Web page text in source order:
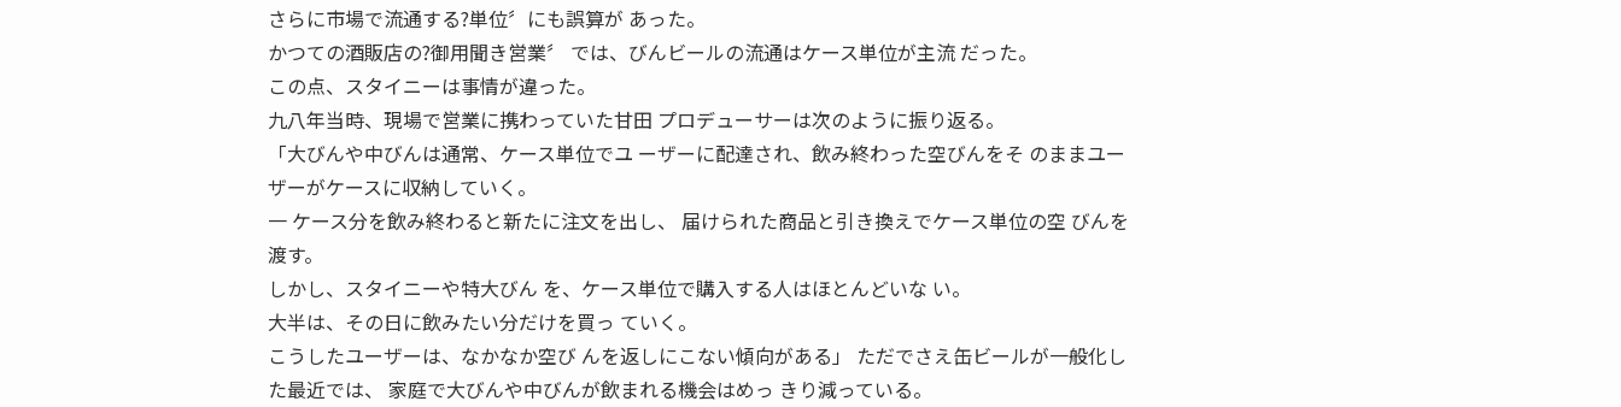
さらに市場で流通する?単位〞にも誤算が あった。
かつての酒販店の?御用聞き営業〞 では、びんビールの流通はケース単位が主流 だった。
この点、スタイニーは事情が違った。
九八年当時、現場で営業に携わっていた甘田 プロデューサーは次のように振り返る。
「大びんや中びんは通常、ケース単位でユ ーザーに配達され、飲み終わった空びんをそ のままユー
ザーがケースに収納していく。
一 ケース分を飲み終わると新たに注文を出し、 届けられた商品と引き換えでケース単位の空 びんを
渡す。
しかし、スタイニーや特大びん を、ケース単位で購入する人はほとんどいな い。
大半は、その日に飲みたい分だけを買っ ていく。
こうしたユーザーは、なかなか空び んを返しにこない傾向がある」 ただでさえ缶ビールが一般化し
た最近では、 家庭で大びんや中びんが飲まれる機会はめっ きり減っている。